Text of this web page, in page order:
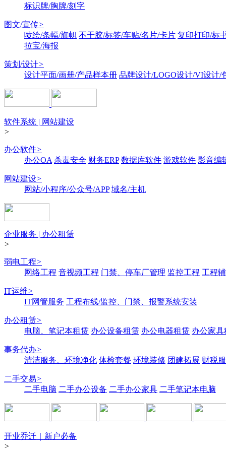
标识牌/胸牌/刻字
图文/宣传>
喷绘/条幅/旗帜 不干胶/标签/车贴/名片/卡片 复印打印/标
拉宝/海报
策划/设计>
设计平面/画册/产品样本册 品牌设计/LOGO设计/VI设计/
软件系统 | 网站建设
>
办公软件>
办公OA 杀毒安全 财务ERP 数据库软件 游戏软件 影音编
网站建设>
网站/小程序/公众号/APP 域名/主机
企业服务 | 办公租赁
>
弱电工程>
网络工程 音视频工程 门禁、停车厂管理 监控工程 工程
IT运维>
IT网管服务 工程布线/监控、门禁、报警系统安装
办公租赁>
电脑、笔记本租赁 办公设备租赁 办公电器租赁 办公家具
事务代办>
清洁服务、环境净化 体检套餐 环境装修 团建拓展 财税
二手交易>
二手电脑 二手办公设备 二手办公家具 二手笔记本电脑
开业乔迁｜新户必备
>